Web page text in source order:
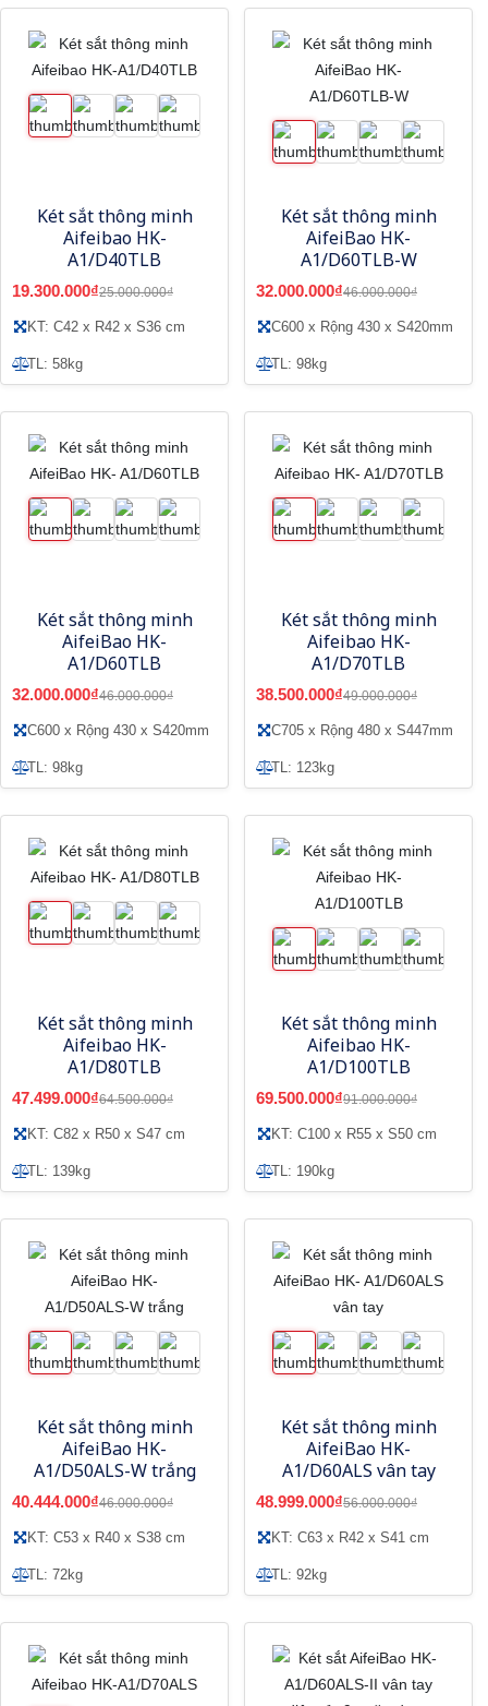
Két sắt thông minh
Aifeibao HK-
A1/D40TLB
19.300.000₫25.000.000₫
KT: C42 x R42 x S36 cm
TL: 58kg
Két sắt thông minh
AifeiBao HK-
A1/D60TLB-W
32.000.000₫46.000.000₫
C600 x Rộng 430 x S420mm
TL: 98kg
Két sắt thông minh
AifeiBao HK-
A1/D60TLB
32.000.000₫46.000.000₫
C600 x Rộng 430 x S420mm
TL: 98kg
Két sắt thông minh
Aifeibao HK-
A1/D70TLB
38.500.000₫49.000.000₫
C705 x Rộng 480 x S447mm
TL: 123kg
Két sắt thông minh
Aifeibao HK-
A1/D80TLB
47.499.000₫64.500.000₫
KT: C82 x R50 x S47 cm
TL: 139kg
Két sắt thông minh
Aifeibao HK-
A1/D100TLB
69.500.000₫91.000.000₫
KT: C100 x R55 x S50 cm
TL: 190kg
Két sắt thông minh
AifeiBao HK-
A1/D50ALS-W trắng
40.444.000₫46.000.000₫
KT: C53 x R40 x S38 cm
TL: 72kg
Két sắt thông minh
AifeiBao HK-
A1/D60ALS vân tay
48.999.000₫56.000.000₫
KT: C63 x R42 x S41 cm
TL: 92kg